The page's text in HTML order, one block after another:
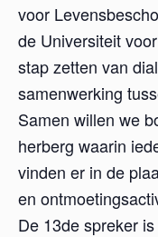
voor
de Universiteit
stap zetten van
samenwerking
Samen willen we
herberg waarin
vinden er in de
en
De 13de spreker